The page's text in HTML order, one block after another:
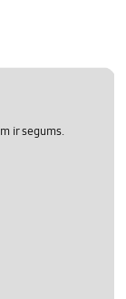
ir segums.